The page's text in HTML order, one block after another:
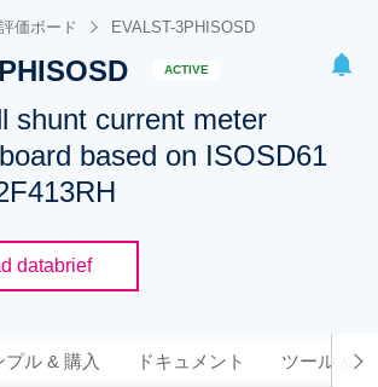
your saved searches.
価ボード EVALST-3PHISOSD
ACTIVE
shunt current meter
based on ISOSD61
databrief
プル & 購入 ドキュメント ツール &